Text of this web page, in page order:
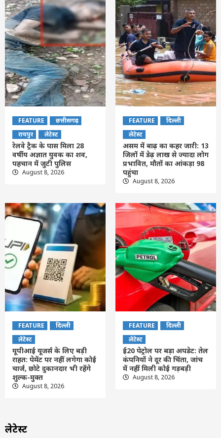
FEATURE
छत्तीसगढ़
रायपुर
लेटेस्ट
रेलवे ट्रैक के पास मिला 28
वर्षीय अज्ञात युवक का शव,
पहचान में जुटी पुलिस
August 8, 2026
FEATURE
दिल्ली
लेटेस्ट
असम में बाढ़ का कहर जारी: 13
जिलों में डेढ़ लाख से ज्यादा लोग
प्रभावित, मौतों का आंकड़ा 98
पहुंचा
August 8, 2026
FEATURE
दिल्ली
लेटेस्ट
यूपीआई यूजर्स के लिए बड़ी
राहत: पेमेंट पर नहीं लगेगा कोई
चार्ज, छोटे दुकानदार भी रहेंगे
शुल्क-मुक्त
August 8, 2026
FEATURE
दिल्ली
लेटेस्ट
ई20 पेट्रोल पर बड़ा अपडेट: तेल
कंपनियों ने दूर की चिंता, जांच
में नहीं मिली कोई गड़बड़ी
August 8, 2026
लेटेस्ट